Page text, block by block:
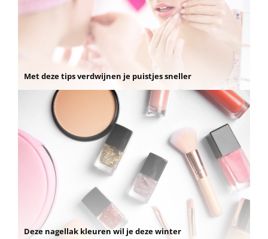
Met deze tips verdwijnen je puistjes sneller
Deze nagellak kleuren wil je deze winter